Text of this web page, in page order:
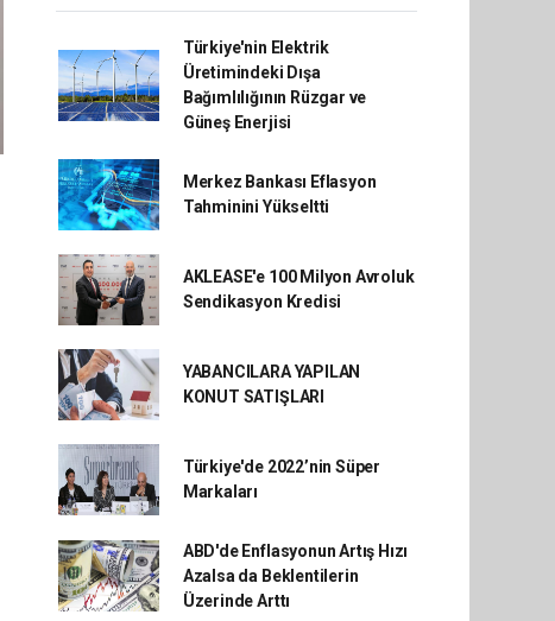
Türkiye'nin Elektrik
Üretimindeki Dışa
Bağımlılığının Rüzgar ve
Güneş Enerjisi
Merkez Bankası Eflasyon
Tahminini Yükseltti
AKLEASE'e 100 Milyon Avroluk
Sendikasyon Kredisi
YABANCILARA YAPILAN
KONUT SATIŞLARI
Türkiye'de 2022’nin Süper
Markaları
ABD'de Enflasyonun Artış Hızı
Azalsa da Beklentilerin
Üzerinde Arttı